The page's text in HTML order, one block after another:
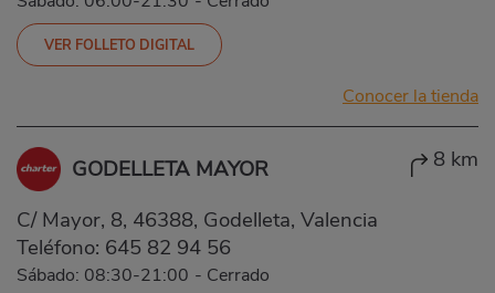
VER FOLLETO DIGITAL
Conocer la tienda
GODELLETA MAYOR 8 km
C/ Mayor, 8, 46388, Godelleta, Valencia
Teléfono: 645 82 94 56
Sábado: 08:30-21:00 - Cerrado